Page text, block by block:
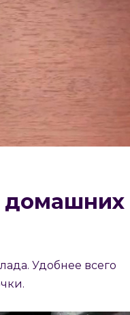
домашних
Удобнее всего